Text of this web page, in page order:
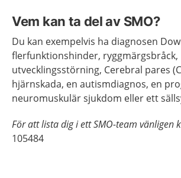
Vem kan ta del av SMO?
Du kan exempelvis ha diagnosen
flerfunktionshinder, ryggmärgsbråck,
utvecklingsstörning, Cerebral pares
hjärnskada, en autismdiagnos, en
neuromuskulär sjukdom eller ett
För att lista dig i ett SMO-team vänligen
105484